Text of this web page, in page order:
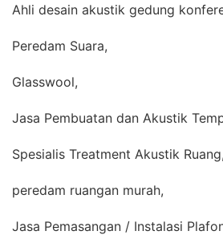
Ahli desain akustik gedung
Peredam Suara,
Glasswool,
Jasa Pembuatan dan Akustik
Spesialis Treatment Akustik Ruang,
peredam ruangan murah,
Jasa Pemasangan / Instalasi